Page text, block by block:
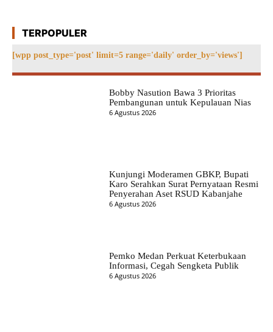
TERPOPULER
[wpp post_type='post' limit=5 range='daily' order_by='views']
Bobby Nasution Bawa 3 Prioritas
Pembangunan untuk Kepulauan Nias
6 Agustus 2026
Kunjungi Moderamen GBKP, Bupati
Karo Serahkan Surat Pernyataan Resmi
Penyerahan Aset RSUD Kabanjahe
6 Agustus 2026
Pemko Medan Perkuat Keterbukaan
Informasi, Cegah Sengketa Publik
6 Agustus 2026